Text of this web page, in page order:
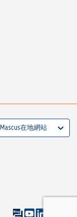
Mascus在地網站